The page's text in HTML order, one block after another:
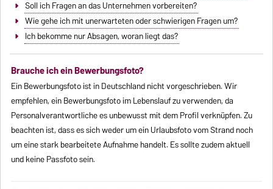
Soll ich Fragen an das Unternehmen vorbereiten?
Wie gehe ich mit unerwarteten oder schwierigen Fragen um?
Ich bekomme nur Absagen, woran liegt das?
Brauche ich ein Bewerbungsfoto?
Ein Bewerbungsfoto ist in Deutschland nicht vorgeschrieben. Wir
empfehlen, ein Bewerbungsfoto im Lebenslauf zu verwenden, da
Personalverantwortliche es unbewusst mit dem Profil verknüpfen. Zu
beachten ist, dass es sich weder um ein Urlaubsfoto vom Strand noch
um eine stark bearbeitete Aufnahme handelt. Es sollte zudem aktuell
und keine Passfoto sein.